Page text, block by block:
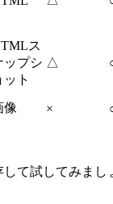
ス
ップシ
ット
△
像 ×
て試してみまし